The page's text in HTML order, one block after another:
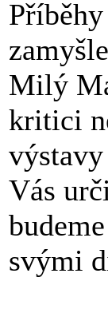
Milý
kritici
Vás
svými